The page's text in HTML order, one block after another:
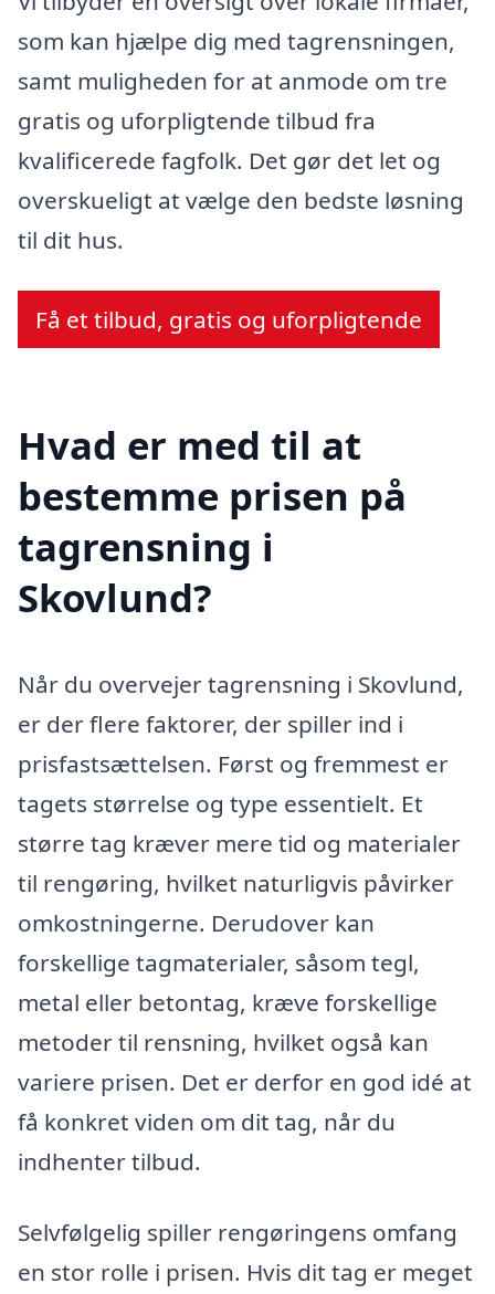
som kan hjælpe dig med tagrensningen,
samt muligheden for at anmode om tre
gratis og uforpligtende tilbud fra
kvalificerede fagfolk. Det gør det let og
overskueligt at vælge den bedste løsning
til dit hus.
Få et tilbud, gratis og uforpligtende
Hvad er med til at
bestemme prisen på
tagrensning i
Skovlund?
Når du overvejer tagrensning i Skovlund,
er der flere faktorer, der spiller ind i
prisfastsættelsen. Først og fremmest er
tagets størrelse og type essentielt. Et
større tag kræver mere tid og materialer
til rengøring, hvilket naturligvis påvirker
omkostningerne. Derudover kan
forskellige tagmaterialer, såsom tegl,
metal eller betontag, kræve forskellige
metoder til rensning, hvilket også kan
variere prisen. Det er derfor en god idé at
få konkret viden om dit tag, når du
indhenter tilbud.
Selvfølgelig spiller rengøringens omfang
en stor rolle i prisen. Hvis dit tag er meget